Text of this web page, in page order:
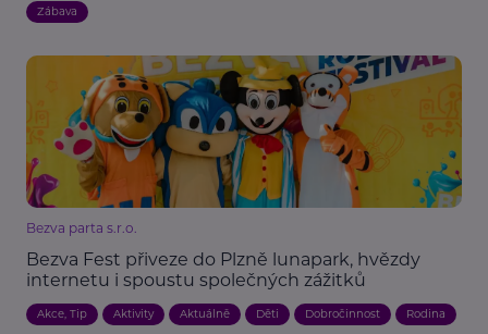
Zábava
Bezva parta s.r.o.
Bezva Fest přiveze do Plzně lunapark, hvězdy
internetu i spoustu společných zážitků
Akce, Tip Aktivity Aktuálně Děti Dobročinnost Rodina